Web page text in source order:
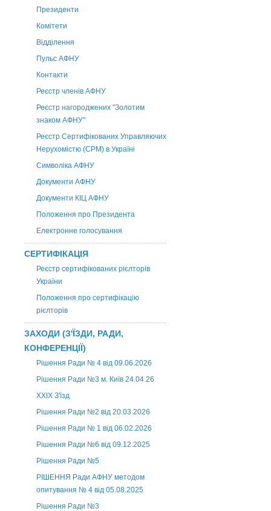
Президенти
Комітети
Відділення
Пульс АФНУ
Контакти
Реєстр членів АФНУ
Реєстр нагороджених "Золотим
знаком АФНУ"
Реєстр Сертифікованих Управляючих
Нерухомістю (CPM) в Україні
Символіка АФНУ
Документи АФНУ
Документи КІЦ АФНУ
Положення про Президента
Електронне голосування
СЕРТИФІКАЦІЯ
Реєстр сертифікованих рієлторів
України
Положення про сертифікацію
рієлторів
ЗАХОДИ (З'ЇЗДИ, РАДИ,
КОНФЕРЕНЦІЇ)
Рішення Ради № 4 від 09.06.2026
Рішення Ради №3 м. Київ 24.04.26
XXІХ З'їзд
Рішення Ради №2 від 20.03.2026
Рішення Ради № 1 від 06.02.2026
Рішення Ради №6 від 09.12.2025
Рішення Ради №5
РІШЕННЯ Ради АФНУ методом
опитування № 4 від 05.08.2025
Рішення Ради №3